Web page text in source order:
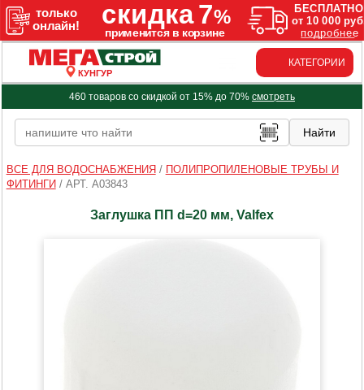
КУНГУР
КАТЕГОРИИ
460 товаров со скидкой от 15% до 70% смотреть
ВСЕ ДЛЯ ВОДОСНАБЖЕНИЯ / ПОЛИПРОПИЛЕНОВЫЕ ТРУБЫ И
ФИТИНГИ / АРТ. A03843
Заглушка ПП d=20 мм, Valfex